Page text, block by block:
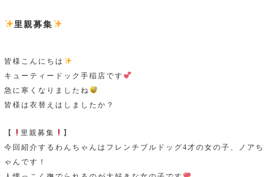
里親募集
皆様こんにちは
キューティードック手稲店です
急に寒くなりましたね
皆様は衣替えはしましたか？
【 里親募集
】
今回紹介するわんちゃんはフレンチブルドッグ4才の女の子、ノアち
ゃんです！